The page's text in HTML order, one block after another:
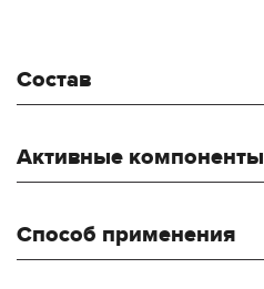
Состав
Активные компоненты
Способ применения